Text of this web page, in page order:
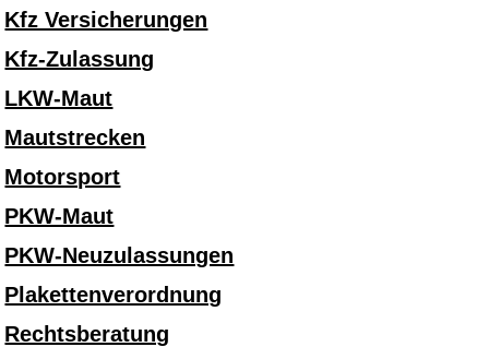
Kfz Versicherungen
Kfz-Zulassung
LKW-Maut
Mautstrecken
Motorsport
PKW-Maut
PKW-Neuzulassungen
Plakettenverordnung
Rechtsberatung